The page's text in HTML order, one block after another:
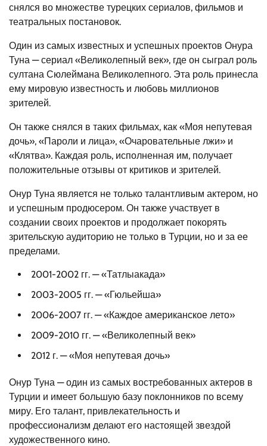
снялся во множестве турецких сериалов, фильмов и
театральных постановок.
Один из самых известных и успешных проектов Онура
Туна — сериал «Великолепный век», где он сыграл роль
султана Сюлеймана Великолепного. Эта роль принесла
ему мировую известность и любовь миллионов
зрителей.
Он также снялся в таких фильмах, как «Моя непутевая
дочь», «Пароли и лица», «Очаровательные лжи» и
«Клятва». Каждая роль, исполненная им, получает
положительные отзывы от критиков и зрителей.
Онур Туна является не только талантливым актером, но
и успешным продюсером. Он также участвует в
создании своих проектов и продолжает покорять
зрительскую аудиторию не только в Турции, но и за ее
пределами.
2001-2002 гг. — «Татлыакада»
2003-2005 гг. — «Гюльейша»
2006-2007 гг. — «Каждое американское лето»
2009-2010 гг. — «Великолепный век»
2012 г. — «Моя непутевая дочь»
Онур Туна — один из самых востребованных актеров в
Турции и имеет большую базу поклонников по всему
миру. Его талант, привлекательность и
профессионализм делают его настоящей звездой
художественного кино.